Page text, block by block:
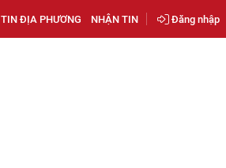
TIN ĐỊA PHƯƠNG NHẬN TIN Đăng nhập